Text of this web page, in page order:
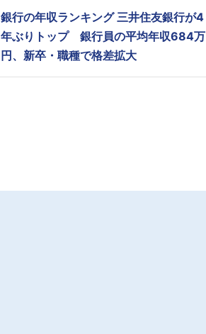
銀行の年収ランキング 三井住友銀行が4
年ぶりトップ 銀行員の平均年収684万
円、新卒・職種で格差拡大